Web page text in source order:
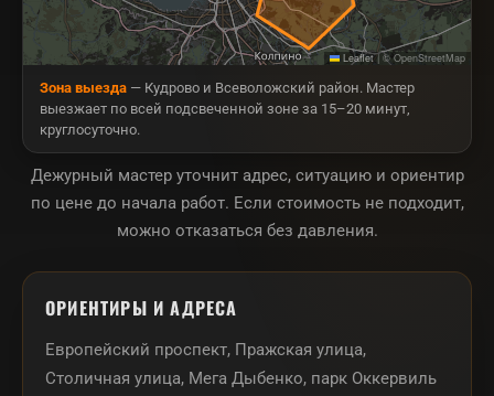
Leaflet |© OpenStreetMap
Зона выезда — Кудрово и Всеволожский район. Мастер
выезжает по всей подсвеченной зоне за 15–20 минут,
круглосуточно.
Дежурный мастер уточнит адрес, ситуацию и ориентир
по цене до начала работ. Если стоимость не подходит,
можно отказаться без давления.
ОРИЕНТИРЫ И АДРЕСА
Европейский проспект, Пражская улица,
Столичная улица, Мега Дыбенко, парк Оккервиль